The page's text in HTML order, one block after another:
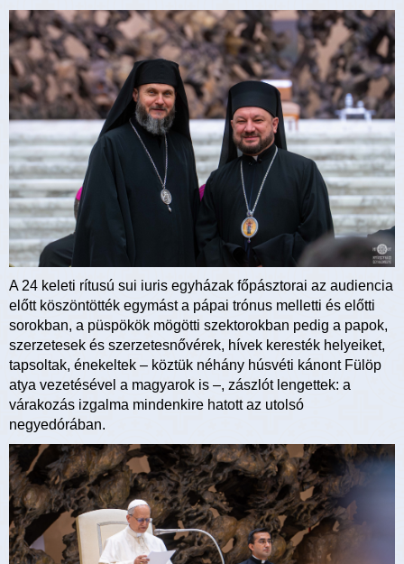
A 24 keleti rítusú sui iuris egyházak főpásztorai az audiencia
előtt köszöntötték egymást a pápai trónus melletti és előtti
sorokban, a püspökök mögötti szektorokban pedig a papok,
szerzetesek és szerzetesnővérek, hívek keresték helyeiket,
tapsoltak, énekeltek – köztük néhány húsvéti kánont Fülöp
atya vezetésével a magyarok is –, zászlót lengettek: a
várakozás izgalma mindenkire hatott az utolsó
negyedórában.